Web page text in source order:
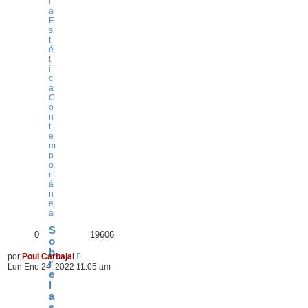
a
E
s
t
é
t
i
c
a
C
o
n
t
e
m
p
o
r
á
n
e
a
S
o
b
r
e
a
0 19606
por Poul Carbajal
Lun Ene 24, 2022 11:05 am